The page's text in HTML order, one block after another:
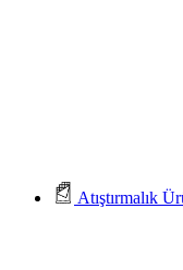
Atıştırmalık